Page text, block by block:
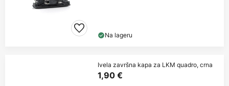
Na lageru
Ivela završna kapa za LKM quadro, crna
1,90 €